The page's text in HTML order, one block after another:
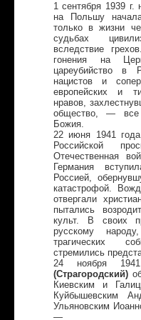
1 сентября 1939 г.
на Польшу
только в жизни
судьбах
вследствие
гонения на
цареубийство в
нацистов и
европейских и
нравов,
общество, — все
Божия.
22 июня 1941
Российской
Отечественная
Германия
Россией,
катастрофой.
отвергали
пытались
культ. В своих
русскому
трагических
стремились
24 ноября
(Страгородский)
Киевским и
Куйбышевским
Ульяновским
—